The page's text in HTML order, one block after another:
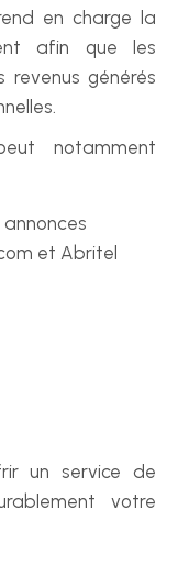
en charge la
afin que les
revenus générés
notamment
et Abritel
un service de
votre